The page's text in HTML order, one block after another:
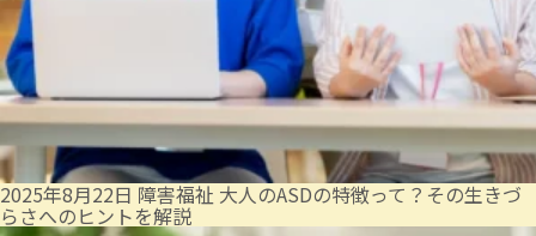
2025年8月22日 障害福祉 大人のASDの特徴って？その生きづ
らさへのヒントを解説